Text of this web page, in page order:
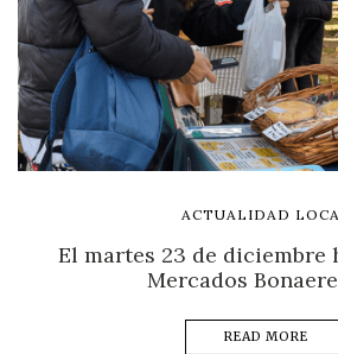
ACTUALIDAD
El martes 23 de diciembre
Mercados
READ MORE